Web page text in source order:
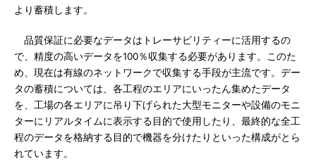
より蓄積します。
品質保証に必要なデータはトレーサビリティーに活用するの
で、精度の高いデータを100％収集する必要があります。このた
め、現在は有線のネットワークで収集する手段が主流です。デー
タの蓄積については、各工程のエリアにいったん集めたデータ
を、工場の各エリアに吊り下げられた大型モニターや設備のモニ
ターにリアルタイムに表示する目的で使用したり、最終的な全工
程のデータを格納する目的で機器を分けたりといった構成がとら
れています。